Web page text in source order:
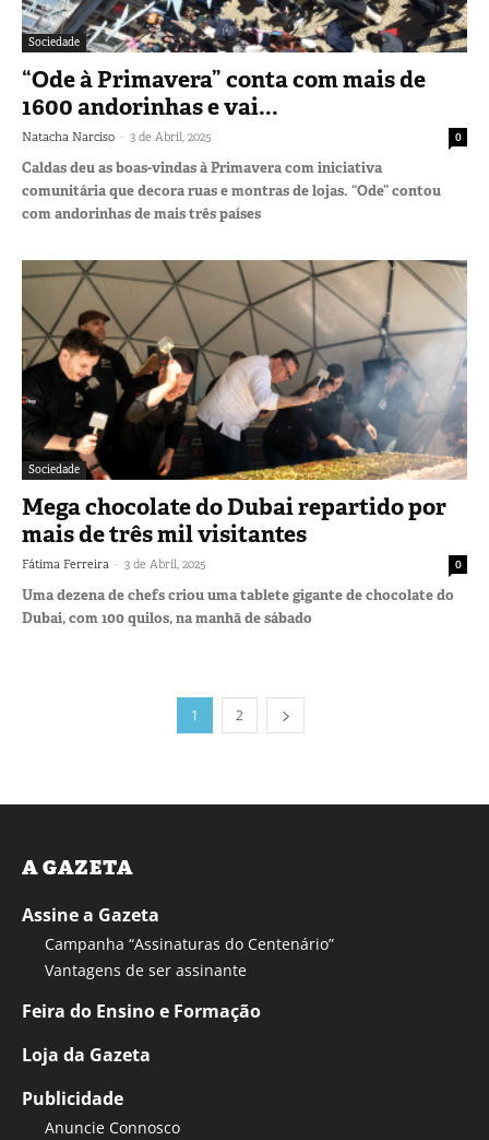
Sociedade
“Ode à Primavera” conta com mais de
1600 andorinhas e vai...
Natacha Narciso - 3 de Abril, 2025 0
Caldas deu as boas-vindas à Primavera com iniciativa
comunitária que decora ruas e montras de lojas. “Ode” contou
com andorinhas de mais três países
Sociedade
Mega chocolate do Dubai repartido por
mais de três mil visitantes
Fátima Ferreira - 3 de Abril, 2025 0
Uma dezena de chefs criou uma tablete gigante de chocolate do
Dubai, com 100 quilos, na manhã de sábado
1 2
A GAZETA
Assine a Gazeta
Campanha “Assinaturas do Centenário”
Vantagens de ser assinante
Feira do Ensino e Formação
Loja da Gazeta
Publicidade
Anuncie Connosco